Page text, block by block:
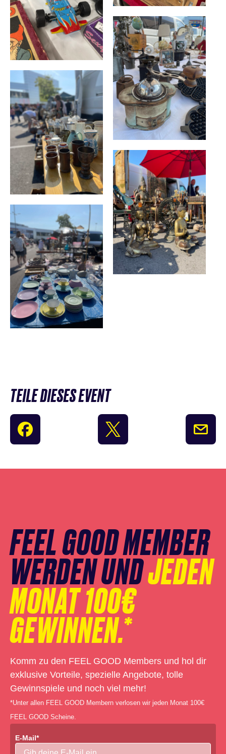
TEILE DIESES EVENT
FEEL GOOD MEMBER
WERDEN UNDJEDEN
MONAT 100€
GEWINNEN.*
Komm zu den FEEL GOOD Members und hol dir
exklusive Vorteile, spezielle Angebote, tolle
Gewinnspiele und noch viel mehr!
*Unter allen FEEL GOOD Membern verlosen wir jeden Monat 100€
FEEL GOOD Scheine.
E-Mail*